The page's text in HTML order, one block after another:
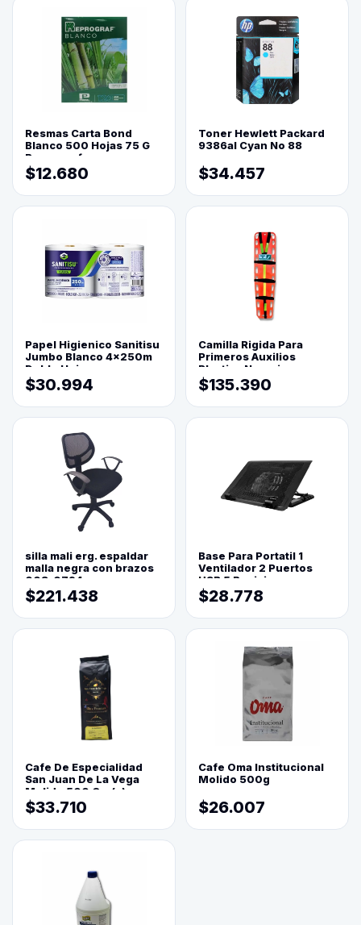
Resmas Carta Bond
Blanco 500 Hojas 75 G
Reprograf.
$12.680
Toner Hewlett Packard
9386al Cyan No 88
$34.457
Papel Higienico Sanitisu
Jumbo Blanco 4x250m
Doble Hoja
$30.994
Camilla Rigida Para
Primeros Auxilios
Plastica Naranja
$135.390
silla mali erg. espaldar
malla negra con brazos
003-0794
$221.438
Base Para Portatil 1
Ventilador 2 Puertos
USB 5 Posiciones
$28.778
Cafe De Especialidad
San Juan De La Vega
Molido 500 Grs(=)
$33.710
Cafe Oma Institucional
Molido 500g
$26.007